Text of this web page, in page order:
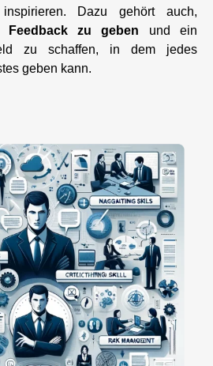
Dazu gehört auch,
zu geben und ein
zu schaffen, in dem jedes
geben kann.